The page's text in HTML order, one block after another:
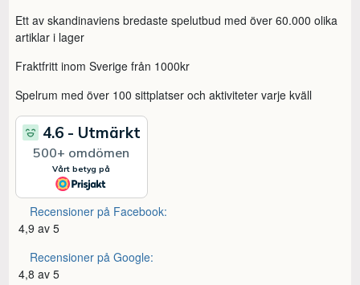
Ett av skandinaviens bredaste spelutbud med över 60.000 olika
artiklar i lager
Fraktfritt inom Sverige från 1000kr
Spelrum med över 100 sittplatser och aktiviteter varje kväll
Recensioner på Facebook:
4,9 av 5
Recensioner på Google:
4,8 av 5